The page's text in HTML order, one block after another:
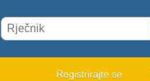
Registrirajte se